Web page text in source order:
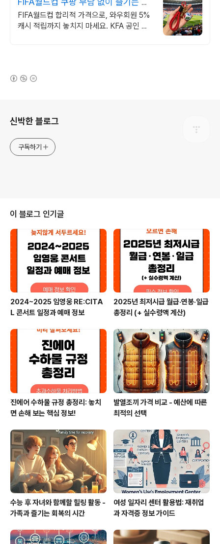
구
FIFA월드컵 합리적 가격으로, 와우회원 5%
캐시 적립까지 놓치지 마세요. KFA 공인 축
신박한 블로그
구독하기
이 블로그 인기글
2024~2025 임영웅 RE:CITA
L 콘서트 일정과 예매 정보
2025년 최저시급 월급·연봉·일급
총정리 (+ 실수령액 계산)
진에어 수하물 규정 총정리: 놓치
면 손해 보는 핵심 정보!
발열조끼 가격 비교 - 예산에 따른
최적의 선택
수능 후 자녀와 함께할 힐링 활동 -
가족과 즐기는 회복의 시간
여성 일자리 센터 활용법: 재취업
과 자격증 정보 가이드